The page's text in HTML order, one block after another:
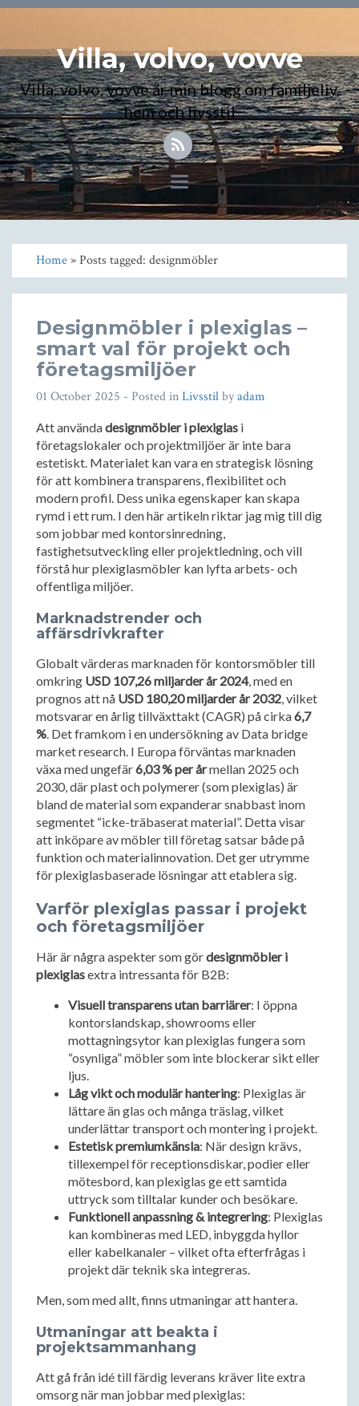
Villa, volvo, vovve
Villa, volvo, vovve är min blogg om familjeliv,
hem och livsstil
Toggle
navigation
Home» Posts tagged: designmöbler
Designmöbler i plexiglas –
smart val för projekt och
företagsmiljöer
01 October 2025 - Posted inLivsstilbyadam
Att användadesignmöbler i plexiglas i
företagslokaler och projektmiljöer är inte bara
estetiskt. Materialet kan vara en strategisk lösning
för att kombinera transparens, flexibilitet och
modern profil. Dess unika egenskaper kan skapa
rymd i ett rum. I den här artikeln riktar jag mig till dig
som jobbar med kontorsinredning,
fastighetsutveckling eller projektledning, och vill
förstå hur plexiglasmöbler kan lyfta arbets- och
offentliga miljöer.
Marknadstrender och
affärsdrivkrafter
Globalt värderas marknaden för kontorsmöbler till
omkring USD 107,26 miljarder år 2024, med en
prognos att nå USD 180,20 miljarder år 2032, vilket
motsvarar en årlig tillväxttakt (CAGR) på cirka6,7
%. Det framkom i en undersökning av Data bridge
market research. I Europa förväntas marknaden
växa med ungefär6,03 % per årmellan 2025 och
2030, där plast och polymerer (som plexiglas) är
bland de material som expanderar snabbast inom
segmentet “icke-träbaserat material”. Detta visar
att inköpare av möbler till företag satsar både på
funktion och materialinnovation. Det ger utrymme
för plexiglasbaserade lösningar att etablera sig.
Varför plexiglas passar i projekt
och företagsmiljöer
Här är några aspekter som gördesignmöbler i
plexiglasextra intressanta för B2B:
Visuell transparens utan barriärer: I öppna
kontorslandskap, showrooms eller
mottagningsytor kan plexiglas fungera som
“osynliga” möbler som inte blockerar sikt eller
ljus.
Låg vikt och modulär hantering: Plexiglas är
lättare än glas och många träslag, vilket
underlättar transport och montering i projekt.
Estetisk premiumkänsla: När design krävs,
tillexempel för receptionsdiskar, podier eller
mötesbord, kan plexiglas ge ett samtida
uttryck som tilltalar kunder och besökare.
Funktionell anpassning & integrering: Plexiglas
kan kombineras med LED, inbyggda hyllor
eller kabelkanaler – vilket ofta efterfrågas i
projekt där teknik ska integreras.
Men, som med allt, finns utmaningar att hantera.
Utmaningar att beakta i
projektsammanhang
Att gå från idé till färdig leverans kräver lite extra
omsorg när man jobbar med plexiglas: